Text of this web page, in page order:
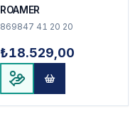
ROAMER
869847 41 20 20
₺18.529,00